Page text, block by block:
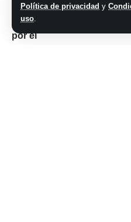
Política de privacidad y
uso.